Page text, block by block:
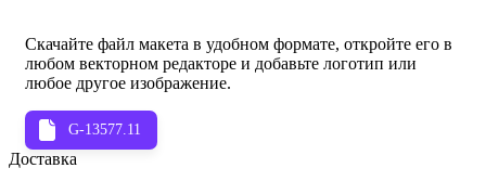
Скачайте файл макета в удобном формате, откройте его в
любом векторном редакторе и добавьте логотип или
любое другое изображение.
G-13577.11
Доставка